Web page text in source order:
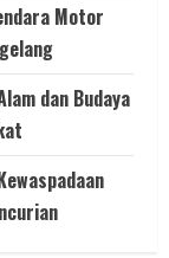
Motor
dan Budaya